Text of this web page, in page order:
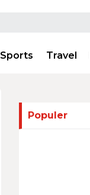
Sports Travel
Populer